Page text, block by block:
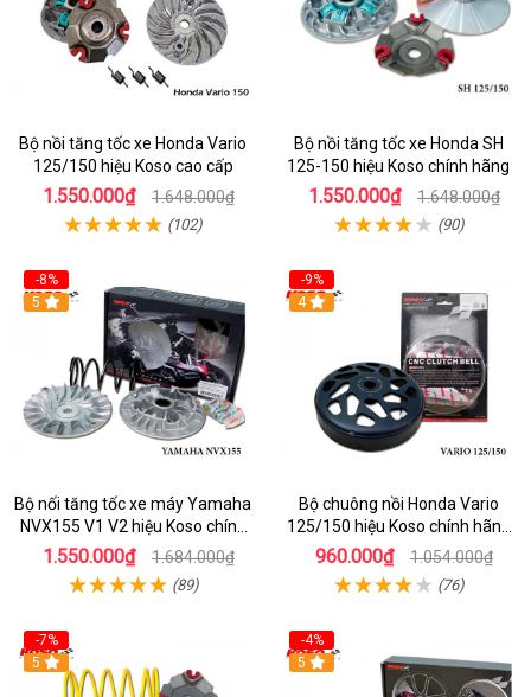
Bộ nồi tăng tốc xe Honda Vario
125/150 hiệu Koso cao cấp
1.550.000₫ 1.648.000₫
(102)
Bộ nồi tăng tốc xe Honda SH
125-150 hiệu Koso chính hãng
1.550.000₫ 1.648.000₫
(90)
-8%
5
Bộ nối tăng tốc xe máy Yamaha
NVX155 V1 V2 hiệu Koso chính
hãng
1.550.000₫ 1.684.000₫
(89)
-9%
4
Bộ chuông nồi Honda Vario
125/150 hiệu Koso chính hãng
Đài Loan
960.000₫ 1.054.000₫
(76)
-7%
5
-4%
5